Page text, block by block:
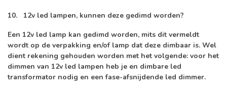
10. 12v led lampen, kunnen deze gedimd worden?
Een 12v led lamp kan gedimd worden, mits dit vermeldt
wordt op de verpakking en/of lamp dat deze dimbaar is. Wel
dient rekening gehouden worden met het volgende: voor het
dimmen van 12v led lampen heb je en dimbare led
transformator nodig en een fase-afsnijdende led dimmer.